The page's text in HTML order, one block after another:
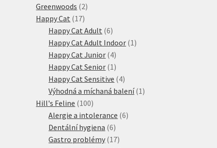
Greenwoods 22
Happy Cat 1717
produktů
Happy Cat Adult 66
produktů
Happy Cat Adult Indoor 1 1
Happy Cat Junior 44
produkty
Happy Cat Senior 1 1
produkt
Happy Cat Sensitive 44
produkty
Výhodná a míchaná balení 1 1
Hill's Feline 100100
produktů
Alergie a intolerance 66
Dentální hygiena 66
produktů
Gastro problémy 1717